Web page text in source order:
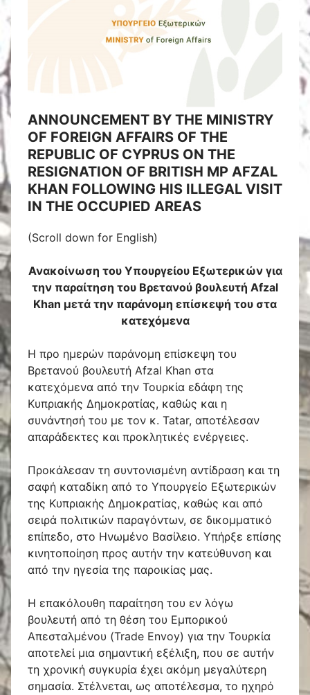
ANNOUNCEMENT BY THE MINISTRY
OF FOREIGN AFFAIRS OF THE
REPUBLIC OF CYPRUS ON THE
RESIGNATION OF BRITISH MP AFZAL
KHAN FOLLOWING HIS ILLEGAL VISIT
IN THE OCCUPIED AREAS
(Scroll down for English)
Ανακοίνωση του Υπουργείου Εξωτερικών για
την παραίτηση του Βρετανού βουλευτή Afzal
Khan μετά την παράνομη επίσκεψή του στα
κατεχόμενα
Η προ ημερών παράνομη επίσκεψη του
Βρετανού βουλευτή Afzal Khan στα
κατεχόμενα από την Τουρκία εδάφη της
Κυπριακής Δημοκρατίας, καθώς και η
συνάντησή του με τον κ. Tatar, αποτέλεσαν
απαράδεκτες και προκλητικές ενέργειες.
Προκάλεσαν τη συντονισμένη αντίδραση και τη
σαφή καταδίκη από το Υπουργείο Εξωτερικών
της Κυπριακής Δημοκρατίας, καθώς και από
σειρά πολιτικών παραγόντων, σε δικομματικό
επίπεδο, στο Ηνωμένο Βασίλειο. Υπήρξε επίσης
κινητοποίηση προς αυτήν την κατεύθυνση και
από την ηγεσία της παροικίας μας.
Η επακόλουθη παραίτηση του εν λόγω
βουλευτή από τη θέση του Εμπορικού
Απεσταλμένου (Trade Envoy) για την Τουρκία
αποτελεί μια σημαντική εξέλιξη, που σε αυτήν
τη χρονική συγκυρία έχει ακόμη μεγαλύτερη
σημασία. Στέλνεται, ως αποτέλεσμα, το ηχηρό